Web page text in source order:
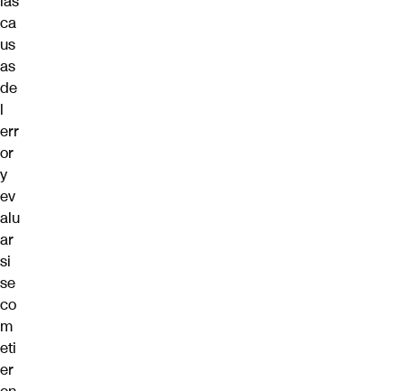
ca
us
as
de
l
err
or
y
ev
alu
ar
si
se
co
m
eti
er